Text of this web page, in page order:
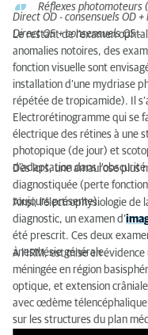
Réflexes photomoteurs
Direct OD - consensuels OD
Direct OS + consensuels OS -
Le restant de l’examen
anomalies notoires, des
fonction visuelle sont
installation d’une mydriase
répétée de tropicamide). Il
Electrorétinogramme qui se
électrique des rétines à une
photopique (de jour) et
d'adaptation dans
Dès lors, une amaurose plus
diagnostiquée (perte
toujours présente).
Ainsi, l’électrophysiologie
diagnostic, un examen d’
été prescrit. Ces deux
anesthésie générale.
À l’IRM, est mise en
méningée en région
optique, et extension
avec œdème
sur les structures du plan